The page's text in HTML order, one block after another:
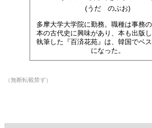
(うだ のぶお)
多摩大学大学院に勤務。職種は事務
本の古代史に興味があり、本も出版し
執筆した『百済花苑』は、韓国でベ
になった。
（無断転載禁ず）